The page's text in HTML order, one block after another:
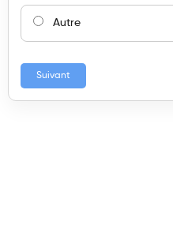
Autre
Suivant